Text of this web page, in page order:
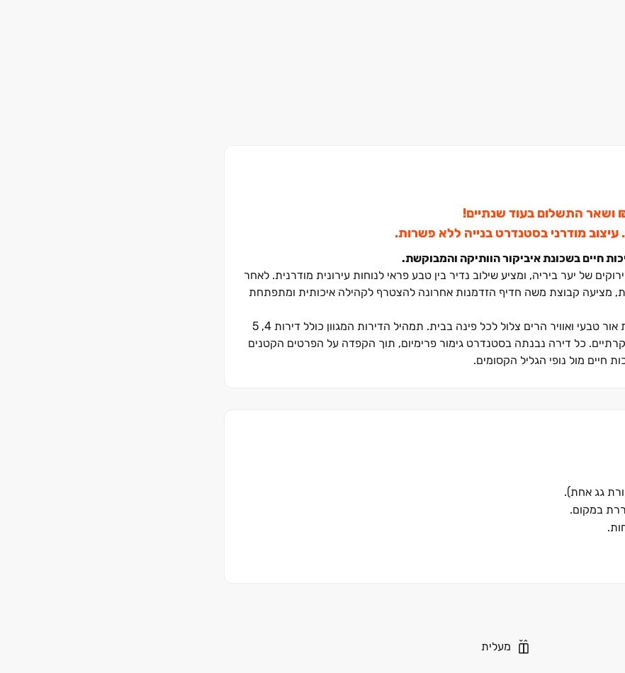
עיצוב מודרני בסטנדרט בנייה ללא פשרות.
חיים בשכונת איביקור הוותיקה והמבוקשת.
של יער ביריה, ומציע שילוב נדיר בין טבע פראי לנוחות עירונית מודרנית. לאחר
קבוצת משה חדיף הזדמנות אחרונה להצטרף לקהילה איכותית ומתפתחת
התכנון האדריכלי ב"לב השמורה" שם דגש על חללים מרווחים, כניסת אור טבעי ואוויר הרים צלול לכל פינה בבית. תמהיל הדירות המגוון כולל דירות ‏4, ‏5
יוקרתיים. כל דירה נבנתה בסטנדרט גימור פרימיום, תוך הקפדה על הפרטים הקטנים
חיים מול נופי הגליל הקסומים.
גג אחת).
במקום.
מעלית